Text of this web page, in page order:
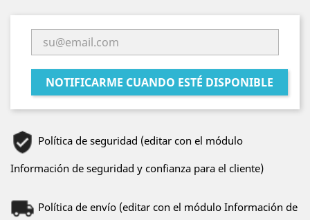
NOTIFICARME CUANDO ESTÉ DISPONIBLE
Política de seguridad (editar con el módulo
Información de seguridad y confianza para el cliente)
Política de envío (editar con el módulo Información de